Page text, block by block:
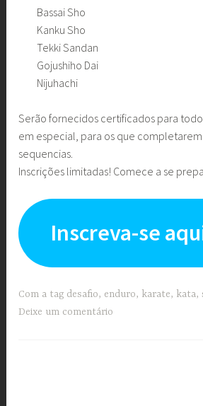
Bassai Sho
Kanku Sho
Tekki Sandan
Gojushiho Dai
Nijuhachi
Serão fornecidos certificados para
em especial, para os que
sequencias.
Inscrições limitadas! Comece a se
Inscreva-se
Com a tag desafio, enduro, karate, kata,
Deixe um comentário